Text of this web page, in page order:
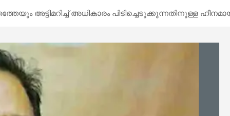
അട്ടിമറിച്ച് അധികാരം പിടിച്ചെടുക്കുന്നതിനുള്ള